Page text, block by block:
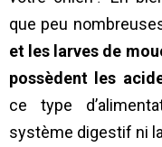
que peu
et les larves de
possèdent les
ce type
système digestif ni